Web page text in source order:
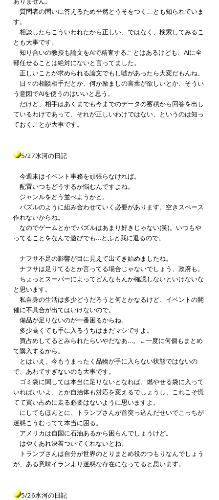
質問者の問いに答えるため平然とうそをつくことも知られていま
す。
相談したらこういわれたから正しい、ではなく、検索してみるこ
とも大事です。
知り合いの教授も論文をAIで精査することはあるけども、AIに全
部任せることは絶対にないと言ってました。
正しいことが求められる論文でもし嘘があったら大変だもんね。
日々の相談相手だとか、何か励ましの言葉が欲しいとか、そうい
う意図でAIを使うのはいいと思う。
だけど、相手はあくまでも今までのデータの蓄積から回答を出し
ているわけであって、それが正しいわけではない、というのは知っ
ておくことが大事です。
5/27氷河の日記
今週末はイベント事務を頑張らなければ。
配置いつもどうするか悩むんですよね。
ジャンルをどう並べようかと。
パズルのように組み合わせていく必要があります。空きスペース
作れないからね。
なのでゲームとかでパズルはあまり好きじゃない(笑)。いつもや
ってることをなんで遊びでも…とふと我に返るので。
ナフサ不足の影響が目に見えて出てき始めましたね。
ナフサは足りてるとか言ってる場合じゃないでしょう、政府も。
ちょっとスーパーによってどんなもんか確認しないといけないな
と思います。
私自身の生活は多少どうだろうと何とかなるけど、イベントの開
催に不具合が出てはいけないので。
備品が足りないのが一番困るからね。
多少高くても手に入るうちはまだマシですよ。
買占めしてるとみられたらいやだなあ…。←一度に何個もまとめ
て購入するから。
とはいえ、今もうまったく品物が手に入らない状態ではないの
で、あわてすぎないのも大事です。
ゴミ袋に関しては本当に足りないとなれば、燃やせる袋に入って
いればいいよ、とか自治体も対応を変えるでしょうし、これこそ慌
てて買い占めに走る必要はないように思いますよ。
にしてもほんとに、トランプさんが首突っ込んだせいでこっちが
迷惑こうむってて本当に困る。
アメリカは自国に石油あるから困らんでしょうけど。
はやくあれ決着ついてくれないとね。
トランプさんは自分が世界のとりまとめ役のつもりなんでしょう
が、ある意味イランより迷惑な存在になってると思います。
5/26氷河の日記